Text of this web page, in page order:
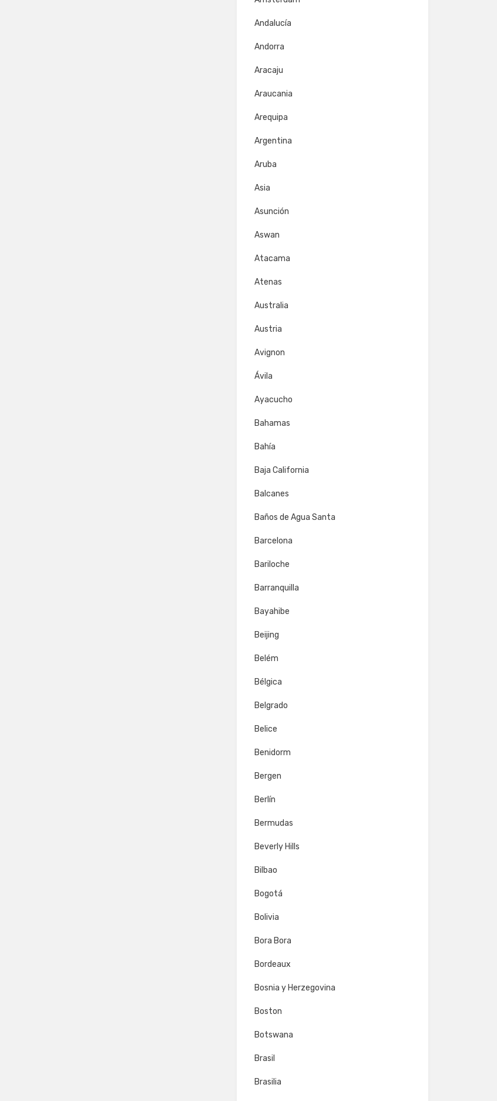
Andalucía
Andorra
Aracaju
Araucania
Arequipa
Argentina
Aruba
Asia
Asunción
Aswan
Atacama
Atenas
Australia
Austria
Avignon
Ávila
Ayacucho
Bahamas
Bahía
Baja California
Balcanes
Baños de Agua Santa
Barcelona
Bariloche
Barranquilla
Bayahibe
Beijing
Belém
Bélgica
Belgrado
Belice
Benidorm
Bergen
Berlín
Bermudas
Beverly Hills
Bilbao
Bogotá
Bolivia
Bora Bora
Bordeaux
Bosnia y Herzegovina
Boston
Botswana
Brasil
Brasilia